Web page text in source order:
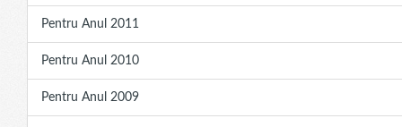
Pentru Anul 2011
Pentru Anul 2010
Pentru Anul 2009